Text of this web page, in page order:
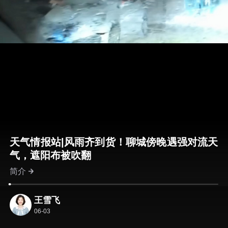
天气情报站|风雨齐到货！聊城傍晚遇强对流天
气，遮阳布被吹翻
简介
王雪飞
06-03